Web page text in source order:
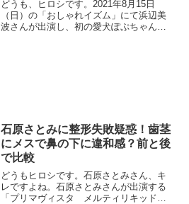
どうも、ヒロシです。2021年8月15日
（日）の「おしゃれイズム」にて浜辺美
波さんが出演し、初の愛犬ぽぷちゃんが
石原さとみに整形失敗疑惑！歯茎
にメスで鼻の下に違和感？前と後
で比較
どうもヒロシです。石原さとみさん、キ
レですよね。石原さとみさんが出演する
「プリマヴィスタ メルティリキッドフ